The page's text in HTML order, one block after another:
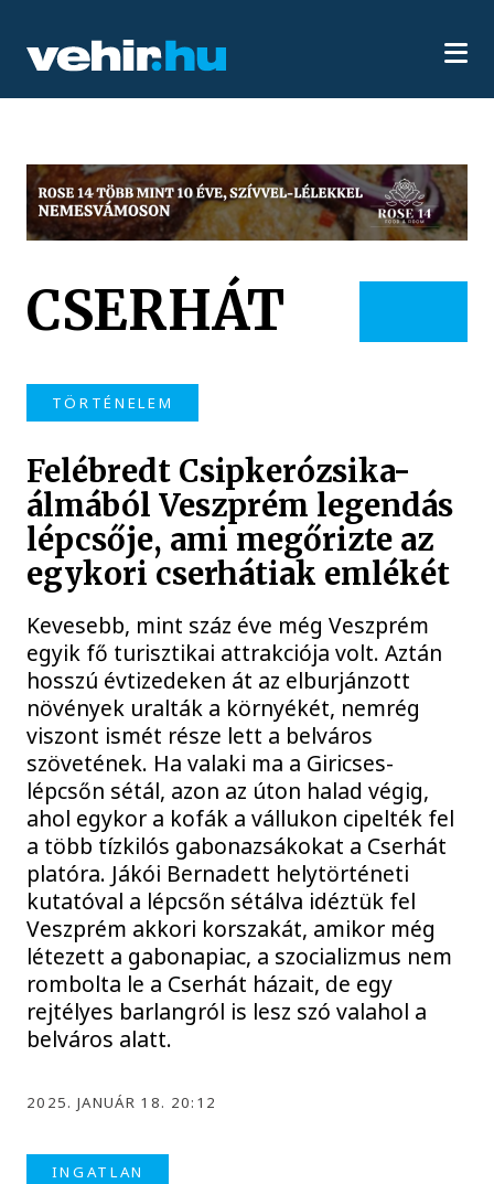
CSERHÁT
TÖRTÉNELEM
Felébredt Csipkerózsika-
álmából Veszprém legendás
lépcsője, ami megőrizte az
egykori cserhátiak emlékét
Kevesebb, mint száz éve még Veszprém
egyik fő turisztikai attrakciója volt. Aztán
hosszú évtizedeken át az elburjánzott
növények uralták a környékét, nemrég
viszont ismét része lett a belváros
szövetének. Ha valaki ma a Giricses-
lépcsőn sétál, azon az úton halad végig,
ahol egykor a kofák a vállukon cipelték fel
a több tízkilós gabonazsákokat a Cserhát
platóra. Jákói Bernadett helytörténeti
kutatóval a lépcsőn sétálva idéztük fel
Veszprém akkori korszakát, amikor még
létezett a gabonapiac, a szocializmus nem
rombolta le a Cserhát házait, de egy
rejtélyes barlangról is lesz szó valahol a
belváros alatt.
2025. JANUÁR 18. 20:12
INGATLAN